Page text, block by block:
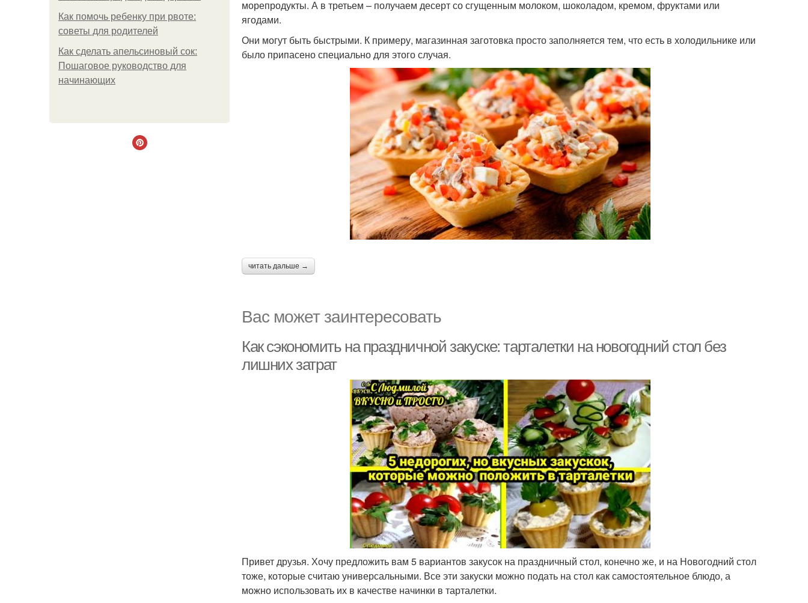
Как помочь ребенку при рвоте:
советы для родителей
Как сделать апельсиновый сок:
Пошаговое руководство для
начинающих
морепродукты. А в третьем – получаем десерт со сгущенным молоком, шоколадом, кремом, фруктами или
ягодами.
Они могут быть быстрыми. К примеру, магазинная заготовка просто заполняется тем, что есть в холодильнике или
было припасено специально для этого случая.
читать дальше →
Вас может заинтересовать
Как сэкономить на праздничной закуске: тарталетки на новогодний стол без
лишних затрат
Привет друзья. Хочу предложить вам 5 вариантов закусок на праздничный стол, конечно же, и на Новогодний стол
тоже, которые считаю универсальными. Все эти закуски можно подать на стол как самостоятельное блюдо, а
можно использовать их в качестве начинки в тарталетки.